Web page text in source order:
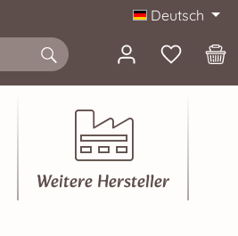
Deutsch
Weitere Hersteller